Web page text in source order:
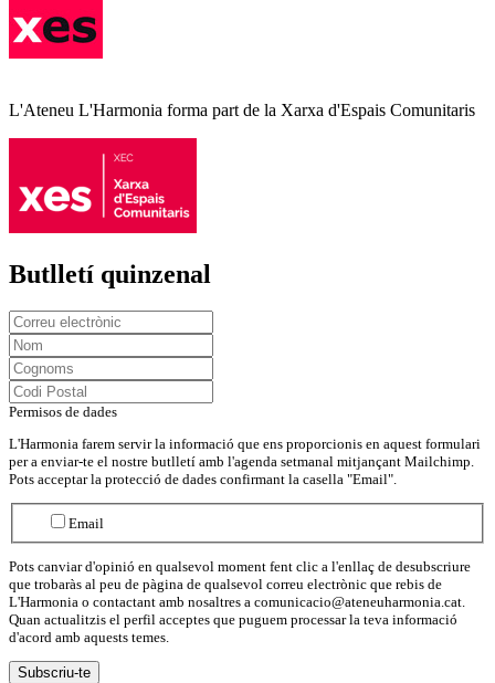
L'Ateneu L'Harmonia forma part de la Xarxa d'Espais Comunitaris
Butlletí quinzenal
Permisos de dades
L'Harmonia farem servir la informació que ens proporcionis en aquest formulari
per a enviar-te el nostre butlletí amb l'agenda setmanal mitjançant Mailchimp.
Pots acceptar la protecció de dades confirmant la casella "Email".
Email
Pots canviar d'opinió en qualsevol moment fent clic a l'enllaç de desubscriure
que trobaràs al peu de pàgina de qualsevol correu electrònic que rebis de
L'Harmonia o contactant amb nosaltres a comunicacio@ateneuharmonia.cat.
Quan actualitzis el perfil acceptes que puguem processar la teva informació
d'acord amb aquests temes.